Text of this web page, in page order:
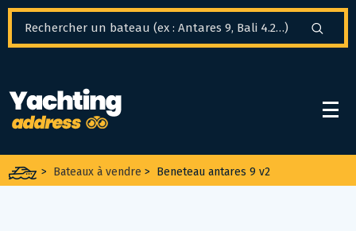
> Bateaux à vendre > Beneteau antares 9 v2
Panneau de gestion des cookies